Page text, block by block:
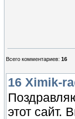
Всего комментариев: 16
16 Ximik-
этот сайт.